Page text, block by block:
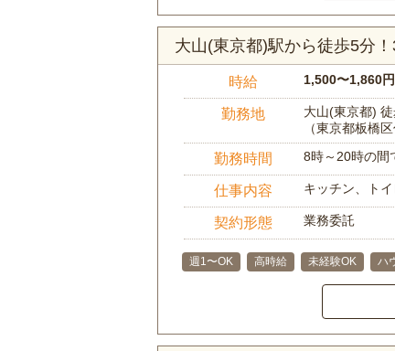
大山(東京都)駅から徒歩5分
時給 1,500〜1,860円
勤務地
大山(東京都)
（東京都板橋区
勤務時間 8時～20時の間
仕事内容 キッチン、ト
契約形態 業務委託
週1〜OK 高時給 未経験OK ハ